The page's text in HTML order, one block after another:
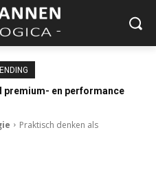
en performance
Praktisch denken als